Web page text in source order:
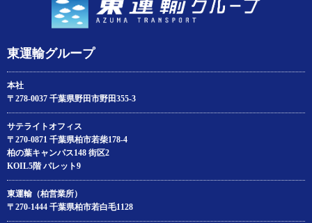
東運輸グループ
本社
〒278-0037 千葉県野田市野田355-3
サテライトオフィス
〒270-0871 千葉県柏市若柴178‐4
柏の葉キャンパス148 街区2
KOIL5階 パレット9
東運輸（柏営業所）
〒270-1444 千葉県柏市若白毛1128